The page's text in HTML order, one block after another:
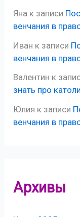
Яна к записи
венчания в
Иван к записи
венчания в
Валентин к
знать про
Юлия к записи
венчания в
Архивы